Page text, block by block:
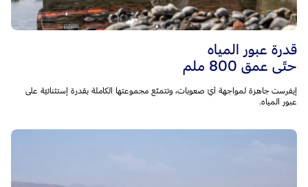
قدرة عبور المياه
حتّى عمق 800 ملم
إيفرست جاهزة لمواجهة أيّ صعوبات، وتتمتّع مجموعتها الكاملة بقدرة إستثنائيّة على
عبور المياه.